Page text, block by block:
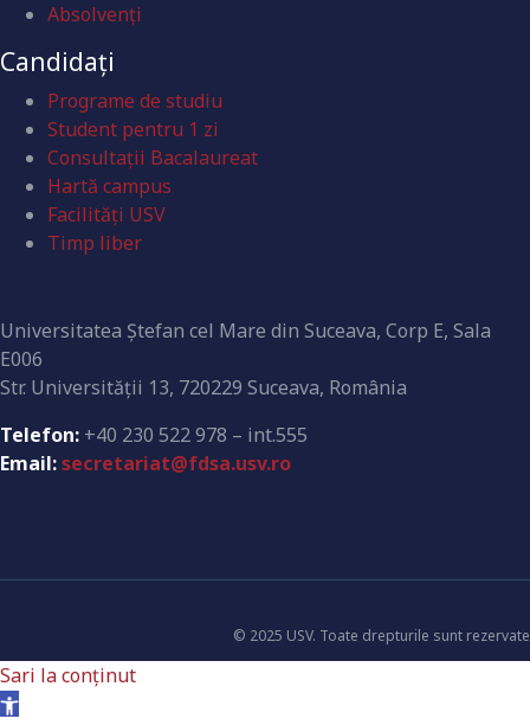
Absolvenţi
Candidați
Programe de studiu
Student pentru 1 zi
Consultații Bacalaureat
Hartă campus
Facilități USV
Timp liber
Universitatea Ştefan cel Mare din Suceava, Corp E, Sala
E006
Str. Universităţii 13, 720229 Suceava, România
Telefon: +40 230 522 978 – int.555
Email:secretariat@fdsa.usv.ro
© 2025 USV. Toate drepturile sunt rezervate
Sari la conținut
Deschide bara de unelte